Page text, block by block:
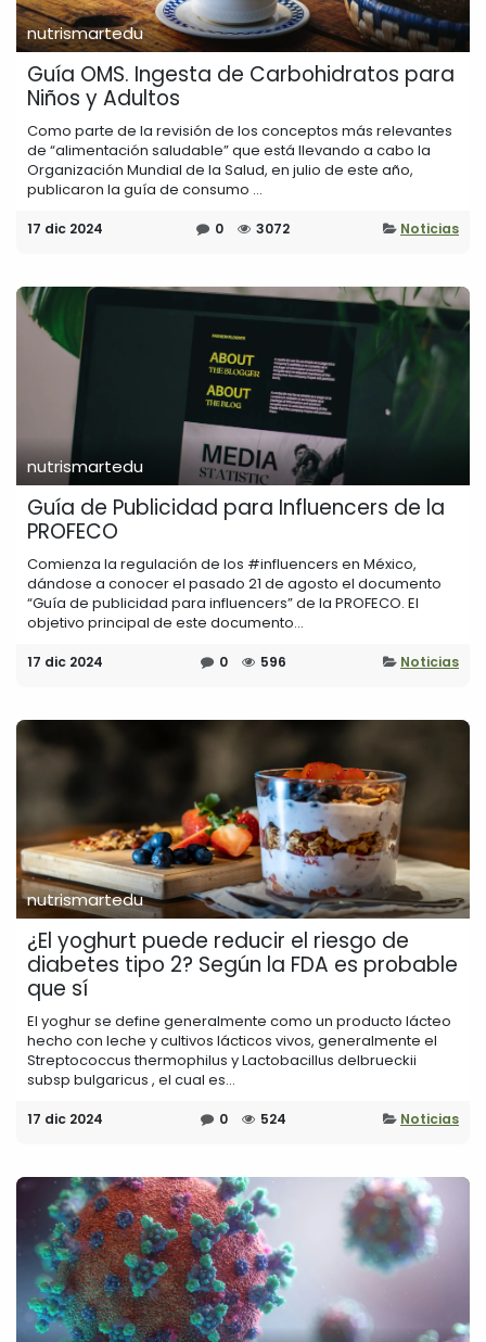
nutrismartedu
Guía OMS. Ingesta de Carbohidratos para
Niños y Adultos
Como parte de la revisión de los conceptos más relevantes
de “alimentación saludable” que está llevando a cabo la
Organización Mundial de la Salud, en julio de este año,
publicaron la guía de consumo ...
17 dic 2024 0 3072 Noticias
nutrismartedu
Guía de Publicidad para Influencers de la
PROFECO
Comienza la regulación de los #influencers en México,
dándose a conocer el pasado 21 de agosto el documento
“Guía de publicidad para influencers” de la PROFECO. El
objetivo principal de este documento...
17 dic 2024 0 596 Noticias
nutrismartedu
¿El yoghurt puede reducir el riesgo de
diabetes tipo 2? Según la FDA es probable
que sí
El yoghur se define generalmente como un producto lácteo
hecho con leche y cultivos lácticos vivos, generalmente el
Streptococcus thermophilus y Lactobacillus delbrueckii
subsp bulgaricus , el cual es...
17 dic 2024 0 524 Noticias